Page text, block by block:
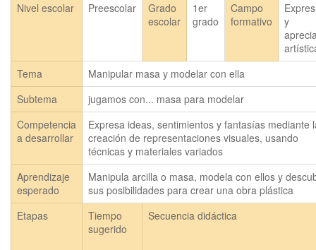
Nivel escolar
Preescolar
Grado
escolar
1er
grado
Campo
formativo
y
Tema
Manipular masa y modelar con ella
Subtema
jugamos con... masa para modelar
Competencia
a desarrollar
Expresa ideas, sentimientos y fantasías mediante
creación de representaciones visuales, usando
técnicas y materiales variados
Aprendizaje
esperado
Manipula arcilla o masa, modela con ellos y
sus posibilidades para crear una obra plástica
Etapas
Tiempo
sugerido
Secuencia didáctica